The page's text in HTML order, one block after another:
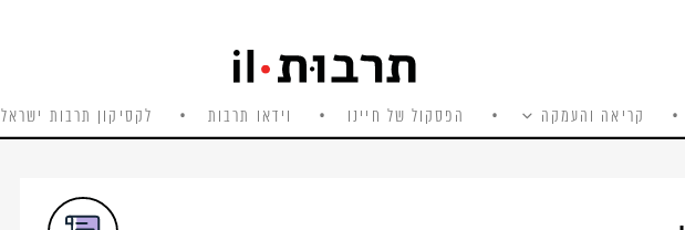
קריאה והעמקה הפסקול של חיינו וידאו תרבות לקסיקון תרבות ישראל